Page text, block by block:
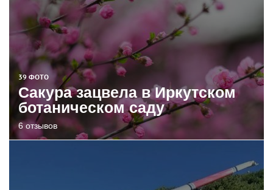
39 ФОТО
Сакура зацвела в Иркутском
ботаническом саду
6 отзывов